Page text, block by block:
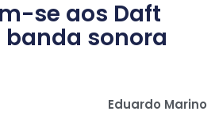
se aos Daft
banda sonora
Eduardo Marino